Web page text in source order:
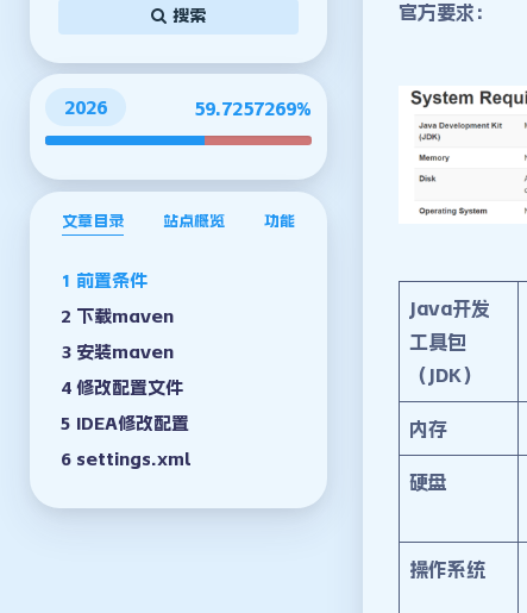
搜索
2026 59.7257301%
文章目录 站点概览 功能
前置条件
下载maven
安装maven
修改配置文件
IDEA修改配置
settings.xml
官方要求：
Java开发
工具包
（JDK）
内存
硬盘
操作系统